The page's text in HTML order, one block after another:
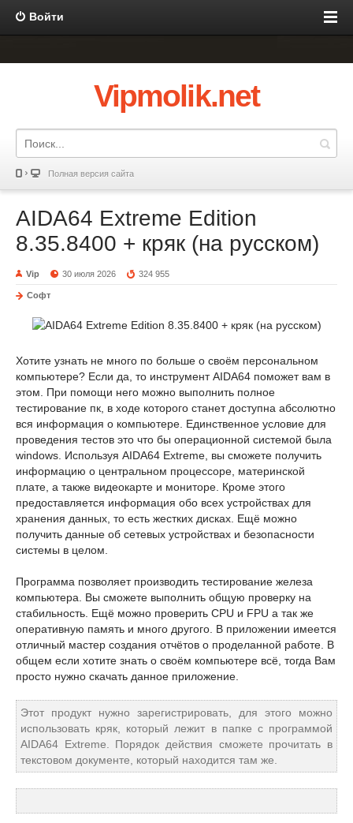
Войти
Vipmolik.net
Полная версия сайта
AIDA64 Extreme Edition
8.35.8400 + кряк (на русском)
Vip 30 июля 2026 324 955
Софт
Хотите узнать не много по больше о своём персональном
компьютере? Если да, то инструмент AIDA64 поможет вам в
этом. При помощи него можно выполнить полное
тестирование пк, в ходе которого станет доступна абсолютно
вся информация о компьютере. Единственное условие для
проведения тестов это что бы операционной системой была
windows. Используя AIDA64 Extreme, вы сможете получить
информацию о центральном процессоре, материнской
плате, а также видеокарте и мониторе. Кроме этого
предоставляется информация обо всех устройствах для
хранения данных, то есть жестких дисках. Ещё можно
получить данные об сетевых устройствах и безопасности
системы в целом.
Программа позволяет производить тестирование железа
компьютера. Вы сможете выполнить общую проверку на
стабильность. Ещё можно проверить CPU и FPU а так же
оперативную память и много другого. В приложении имеется
отличный мастер создания отчётов о проделанной работе. В
общем если хотите знать о своём компьютере всё, тогда Вам
просто нужно скачать данное приложение.
Этот продукт нужно зарегистрировать, для этого можно
использовать кряк, который лежит в папке с программой
AIDA64 Extreme. Порядок действия сможете прочитать в
текстовом документе, который находится там же.